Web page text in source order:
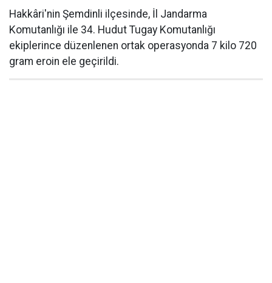
Hakkâri'nin Şemdinli ilçesinde, İl Jandarma
Komutanlığı ile 34. Hudut Tugay Komutanlığı
ekiplerince düzenlenen ortak operasyonda 7 kilo 720
gram eroin ele geçirildi.